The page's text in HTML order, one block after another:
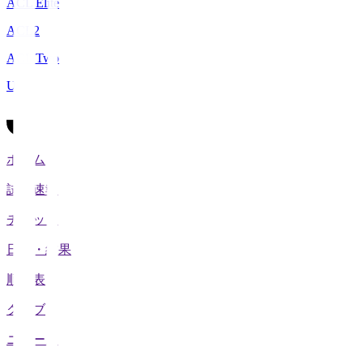
ACL Elite
ACL2
ACL Two
U-21
ホーム
試合速報
チケット
日程・結果
順位表
クラブ
ニュース